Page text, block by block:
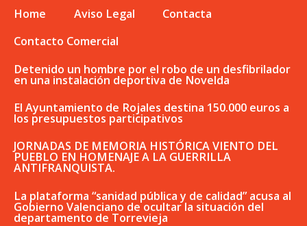
Home Aviso Legal
Contacta
Contacto Comercial
Detenido un hombre por el robo de un desfibrilador
en una instalación deportiva de Novelda
El Ayuntamiento de Rojales destina 150.000 euros a
los presupuestos participativos
JORNADAS DE MEMORIA HISTÓRICA VIENTO DEL
PUEBLO EN HOMENAJE A LA GUERRILLA
ANTIFRANQUISTA.
La plataforma “sanidad pública y de calidad” acusa al
Gobierno Valenciano de ocultar la situación del
departamento de Torrevieja